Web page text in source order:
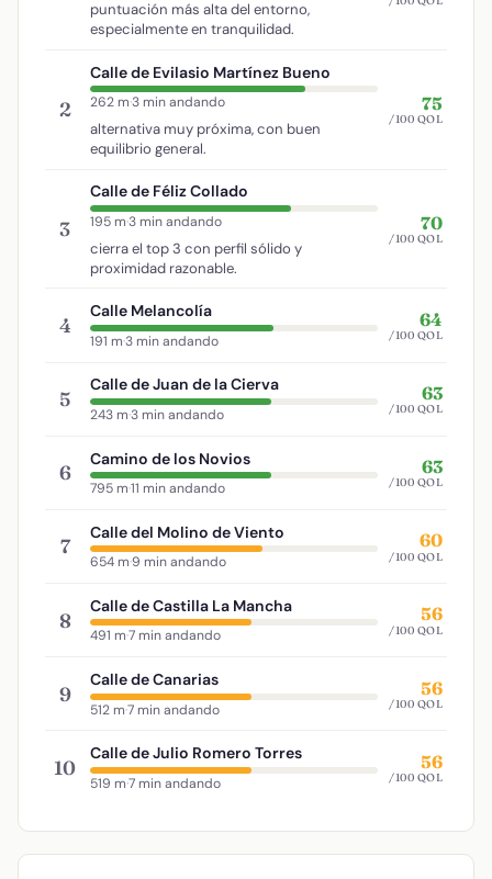
puntuación más alta del entorno,
especialmente en tranquilidad.
2
Calle de Evilasio Martínez Bueno
262 m·3 min andando
alternativa muy próxima, con buen
equilibrio general.
75
/100 QOL
3
Calle de Féliz Collado
195 m·3 min andando
cierra el top 3 con perfil sólido y
proximidad razonable.
70
/100 QOL
4
Calle Melancolía
191 m·3 min andando
64
/100 QOL
5
Calle de Juan de la Cierva
243 m·3 min andando
63
/100 QOL
6
Camino de los Novios
795 m·11 min andando
63
/100 QOL
7
Calle del Molino de Viento
654 m·9 min andando
60
/100 QOL
8
Calle de Castilla La Mancha
491 m·7 min andando
56
/100 QOL
9
Calle de Canarias
512 m·7 min andando
56
/100 QOL
10
Calle de Julio Romero Torres
519 m·7 min andando
56
/100 QOL